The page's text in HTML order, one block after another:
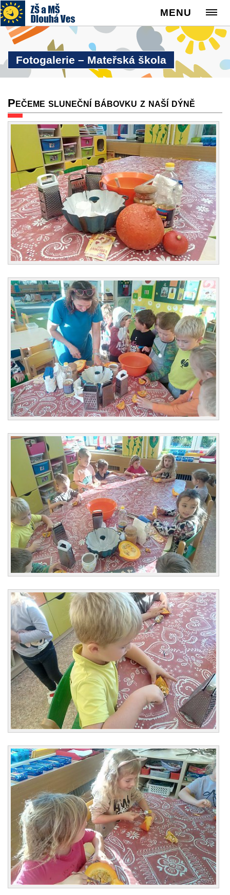
MENU
Fotogalerie – Mateřská škola
Pečeme sluneční bábovku z naší dýně